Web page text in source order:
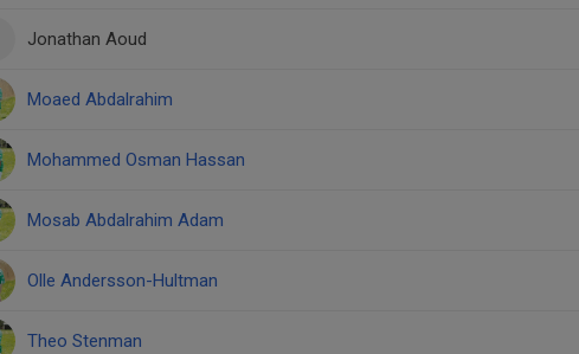
Jonathan Aoud
Moaed Abdalrahim
Mohammed Osman Hassan
Mosab Abdalrahim Adam
Olle Andersson-Hultman
Theo Stenman